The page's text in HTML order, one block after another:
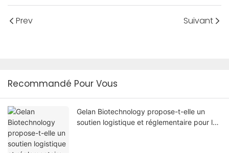
Prev Suivant
Recommandé Pour Vous
Gelan Biotechnology propose-t-elle un
soutien logistique et réglementaire pour les